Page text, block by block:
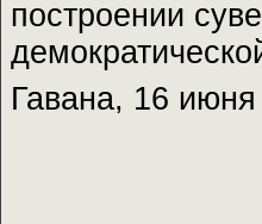
построении
Гавана, 16 июня